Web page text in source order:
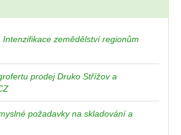
Intenzifikace zemědělství regionům
prodej Druko Střížov a
požadavky na skladování a